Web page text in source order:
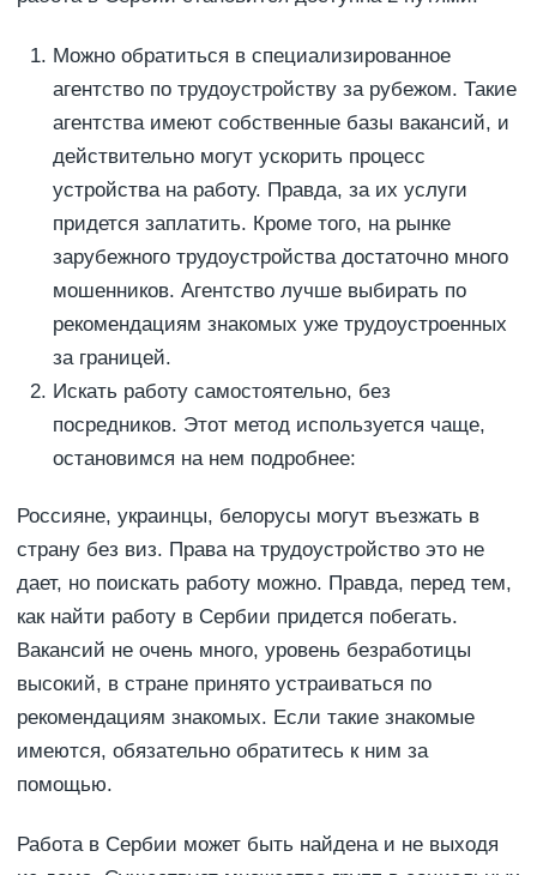
Можно обратиться в специализированное
агентство по трудоустройству за рубежом. Такие
агентства имеют собственные базы вакансий, и
действительно могут ускорить процесс
устройства на работу. Правда, за их услуги
придется заплатить. Кроме того, на рынке
зарубежного трудоустройства достаточно много
мошенников. Агентство лучше выбирать по
рекомендациям знакомых уже трудоустроенных
за границей.
Искать работу самостоятельно, без
посредников. Этот метод используется чаще,
остановимся на нем подробнее:
Россияне, украинцы, белорусы могут въезжать в
страну без виз. Права на трудоустройство это не
дает, но поискать работу можно. Правда, перед тем,
как найти работу в Сербии придется побегать.
Вакансий не очень много, уровень безработицы
высокий, в стране принято устраиваться по
рекомендациям знакомых. Если такие знакомые
имеются, обязательно обратитесь к ним за
помощью.
Работа в Сербии может быть найдена и не выходя